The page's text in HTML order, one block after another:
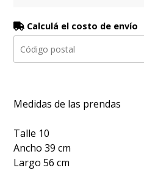
Calculá el costo de envío
Medidas de las prendas
Talle 10
Ancho 39 cm
Largo 56 cm